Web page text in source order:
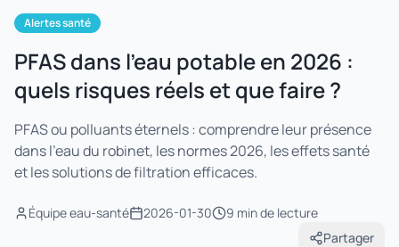
Alertes santé
PFAS dans l'eau potable en 2026 :
quels risques réels et que faire ?
PFAS ou polluants éternels : comprendre leur présence
dans l'eau du robinet, les normes 2026, les effets santé
et les solutions de filtration efficaces.
Équipe eau-santé 2026-01-30 9 minde lecture
Partager